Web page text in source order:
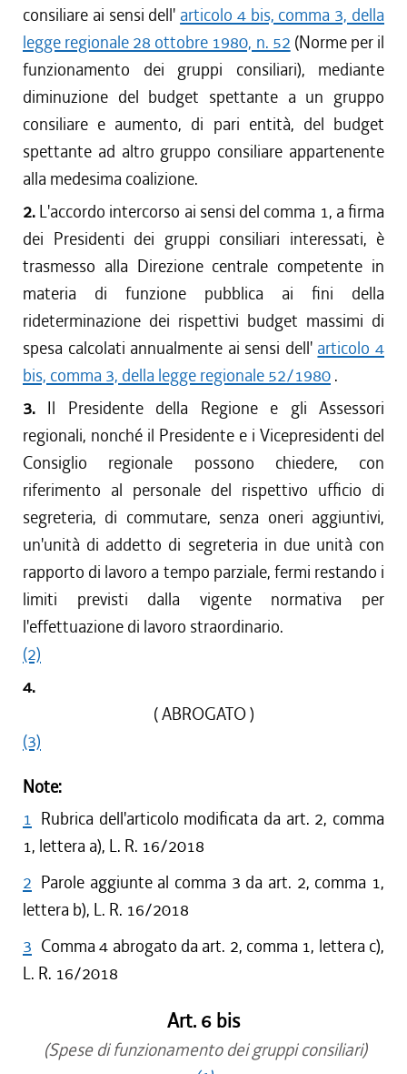
consiliare ai sensi dell' articolo 4 bis, comma 3, della
legge regionale 28 ottobre 1980, n. 52 (Norme per il
funzionamento dei gruppi consiliari), mediante
diminuzione del budget spettante a un gruppo
consiliare e aumento, di pari entità, del budget
spettante ad altro gruppo consiliare appartenente
alla medesima coalizione.
2. L'accordo intercorso ai sensi del comma 1, a firma
dei Presidenti dei gruppi consiliari interessati, è
trasmesso alla Direzione centrale competente in
materia di funzione pubblica ai fini della
rideterminazione dei rispettivi budget massimi di
spesa calcolati annualmente ai sensi dell' articolo 4
bis, comma 3, della legge regionale 52/1980 .
3. Il Presidente della Regione e gli Assessori
regionali, nonché il Presidente e i Vicepresidenti del
Consiglio regionale possono chiedere, con
riferimento al personale del rispettivo ufficio di
segreteria, di commutare, senza oneri aggiuntivi,
un'unità di addetto di segreteria in due unità con
rapporto di lavoro a tempo parziale, fermi restando i
limiti previsti dalla vigente normativa per
l'effettuazione di lavoro straordinario.
(2)
4.
( ABROGATO )
(3)
Note:
1 Rubrica dell'articolo modificata da art. 2, comma
1, lettera a), L. R. 16/2018
2 Parole aggiunte al comma 3 da art. 2, comma 1,
lettera b), L. R. 16/2018
3 Comma 4 abrogato da art. 2, comma 1, lettera c),
L. R. 16/2018
Art. 6 bis
(Spese di funzionamento dei gruppi consiliari)